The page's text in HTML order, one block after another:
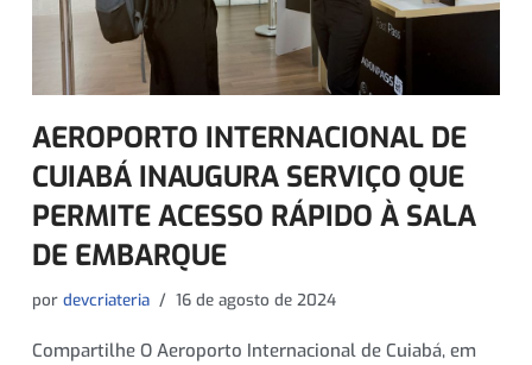
AEROPORTO INTERNACIONAL DE
CUIABÁ INAUGURA SERVIÇO QUE
PERMITE ACESSO RÁPIDO À SALA
DE EMBARQUE
por devcriateria 16 de agosto de 2024
Compartilhe O Aeroporto Internacional de Cuiabá, em